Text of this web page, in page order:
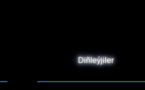
Diñleýjiler